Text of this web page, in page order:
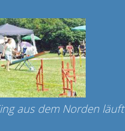
aus dem Norden läuft